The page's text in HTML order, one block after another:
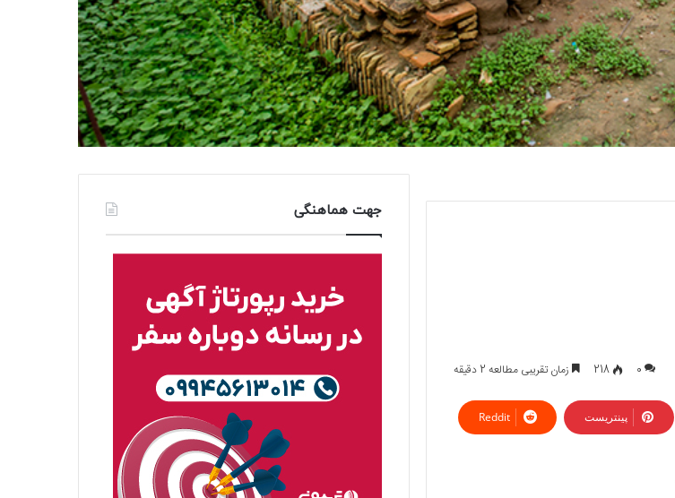
0
218 زمان تقریبی مطالعه 2 دقیقه
پینتریست Reddit
جهت هماهنگی